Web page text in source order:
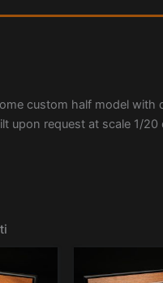
custom half model with
upon request at scale 1/20